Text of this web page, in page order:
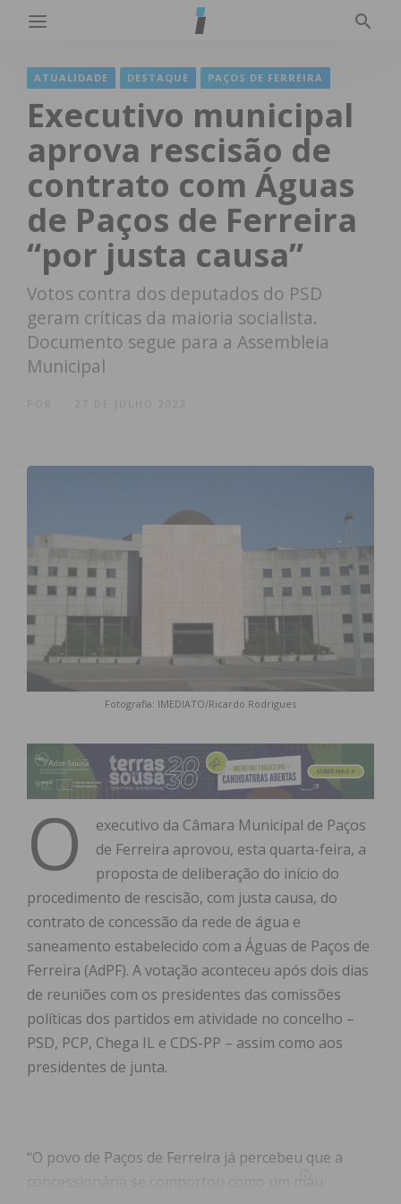
ATUALIDADE DESTAQUE PAÇOS DE FERREIRA
Executivo municipal
aprova rescisão de
contrato com Águas
de Paços de Ferreira
“por justa causa”
Votos contra dos deputados do PSD
geram críticas da maioria socialista.
Documento segue para a Assembleia
Municipal
27 DE JULHO 2022
Fotografia: IMEDIATO/Ricardo Rodrigues
O
executivo da Câmara Municipal de Paços
de Ferreira aprovou, esta quarta-feira, a
proposta de deliberação do início do
procedimento de rescisão, com justa causa, do
contrato de concessão da rede de água e
saneamento estabelecido com a Águas de Paços de
Ferreira (AdPF). A votação aconteceu após dois dias
de reuniões com os presidentes das comissões
políticas dos partidos em atividade no concelho –
PSD, PCP, Chega IL e CDS-PP – assim como aos
presidentes de junta.
“O povo de Paços de Ferreira já percebeu que a